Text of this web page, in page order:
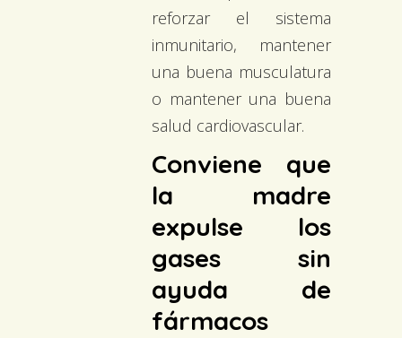
reforzar el sistema
inmunitario, mantener
una buena musculatura
o mantener una buena
salud cardiovascular.
Conviene que
la madre
expulse los
gases sin
ayuda de
fármacos